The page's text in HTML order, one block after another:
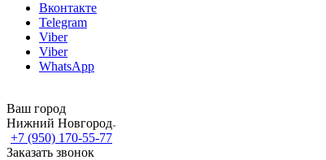
Вконтакте
Telegram
Viber
Viber
WhatsApp
Ваш город
Нижний Новгород
+7 (950) 170-55-77
Заказать звонок